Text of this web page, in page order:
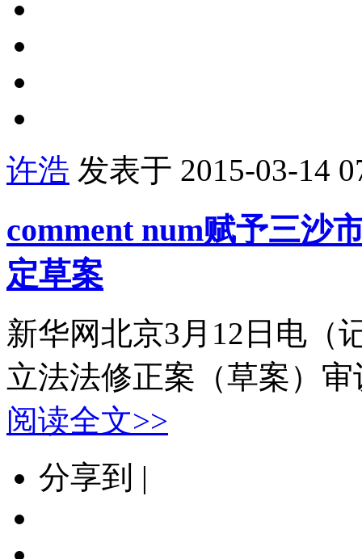
许浩 发表于 2015-03-14
comment num赋予三沙
定草案
新华网北京3月12日电（
立法法修正案（草案）
阅读全文>>
分享到 |